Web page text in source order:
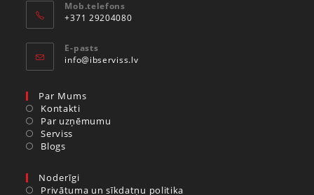
Mob.telefons
+371 29204080
E-pasts
info@ibserviss.lv
Par Mums
Kontakti
Par uzņēmumu
Serviss
Blogs
Noderīgi
Privātuma un sīkdatņu politika